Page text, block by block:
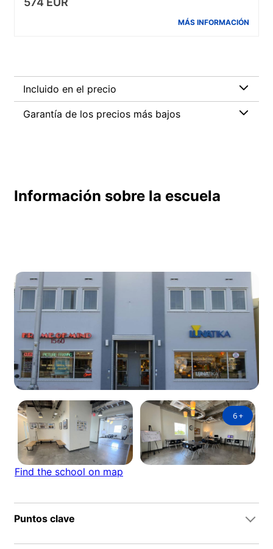
MÁS INFORMACIÓN
Incluido en el precio
Garantía de los precios más bajos
Información sobre la escuela
6+
Find the school on map
Puntos clave